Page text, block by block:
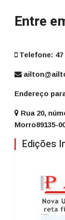
Entre
Telefone: 47
Endereço
Rua 20,
Morro ​89135-
Edições